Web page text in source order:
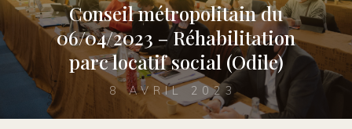
Conseil métropolitain du
06/04/2023 – Réhabilitation
parc locatif social (Odile)
8 AVRIL 2023